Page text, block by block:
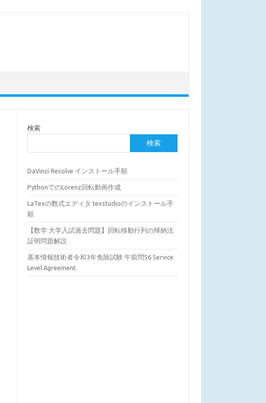
検索
検索
DaVinci Resolve インストール手順
PythonでのLorenz回転動画作成
LaTexの数式エディタ texstudioのインストール手
順
【数学 大学入試過去問題】回転移動行列の帰納法
証明問題解説
基本情報技術者令和3年免除試験 午前問56 Service
Level Agreement